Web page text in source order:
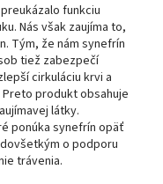
funkciu
Nás však zaujíma to,
Tým, že nám synefrín
tiež zabezpečí
cirkuláciu krvi a
produkt obsahuje
látky.
ponúka synefrín opäť
o podporu
trávenia.